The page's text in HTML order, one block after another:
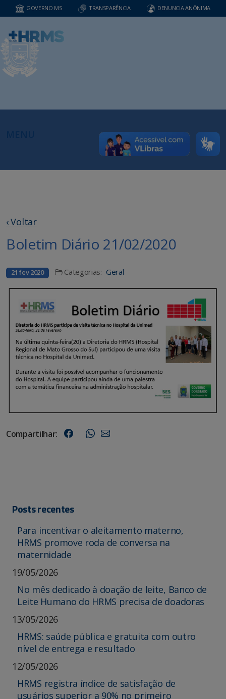
GOVERNO MS TRANSPARÊNCIA DENUNCIA ANÔNIMA
‹ Voltar
Boletim Diário 21/02/2020
21 fev 2020 Categorias: Geral
Compartilhar:
Posts recentes
Para incentivar o aleitamento materno,
HRMS promove roda de conversa na
maternidade
19/05/2026
No mês dedicado à doação de leite, Banco de
Leite Humano do HRMS precisa de doadoras
13/05/2026
HRMS: saúde pública e gratuita com outro
nível de entrega e resultado
12/05/2026
HRMS registra índice de satisfação de
usuários superior a 90% no primeiro